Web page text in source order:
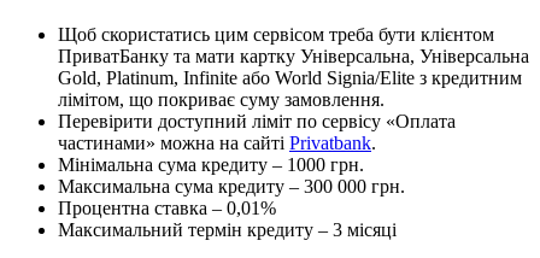
Щоб скористатись цим сервісом треба бути клієнтом
ПриватБанку та мати картку Універсальна, Універсальна
Gold, Platinum, Infinite або World Signia/Elite з кредитним
лімітом, що покриває суму замовлення.
Перевірити доступний ліміт по сервісу «Оплата
частинами» можна на сайті Privatbank.
Мінімальна сума кредиту – 1000 грн.
Максимальна сума кредиту – 300 000 грн.
Процентна ставка – 0,01%
Максимальний термін кредиту – 3 місяці